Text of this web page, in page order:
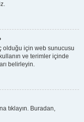
olduğu için web sunucusu
ve terimler içinde
belirleyin.
tıklayın. Buradan,